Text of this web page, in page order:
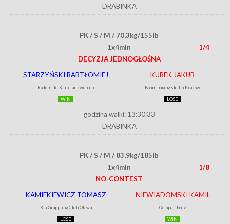
DRABINKA
PK / S / M / 70,3kg/155lb
1x4min
1/4
DECYZJA JEDNOGŁOŚNA
STARZYŃSKI BARTŁOMIEJ
Radomski Klub Taekwon-do
WIN
KUREK JAKUB
Boom boxing studio Kraków
LOSE
godzina walki: 13:30:33
DRABINKA
PK / S / M / 83,9kg/185lb
1x4min
1/8
NO-CONTEST
KAMIEKIEWICZ TOMASZ
Rio Grappling Club Oława
LOSE
NIEWIADOMSKI KAMIL
Octopus Łódź
WIN